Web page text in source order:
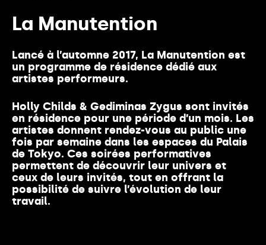
La Manutention
Lancé à l’automne 2017, La Manutention est
un programme de résidence dédié aux
artistes performeurs.
Holly Childs & Gediminas Zygus sont invités
en résidence pour une période d’un mois. Les
artistes donnent rendez-vous au public une
fois par semaine dans les espaces du Palais
de Tokyo. Ces soirées performatives
permettent de découvrir leur univers et
ceux de leurs invités, tout en offrant la
possibilité de suivre l’évolution de leur
travail.